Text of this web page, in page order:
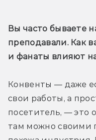
Вы часто бываете
преподавали. Как
и фанаты влияют
Конвенты — даже
свои работы, а
посетитель, — это
там можно своими